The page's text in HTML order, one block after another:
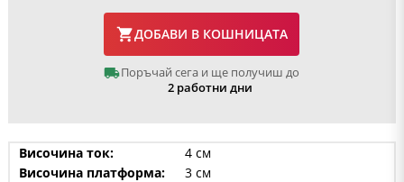
ДОБАВИ В КОШНИЦАТА
Поръчай сега и ще получиш до
2 работни дни
Височина ток:
4 см
Височина платформа:
3 см